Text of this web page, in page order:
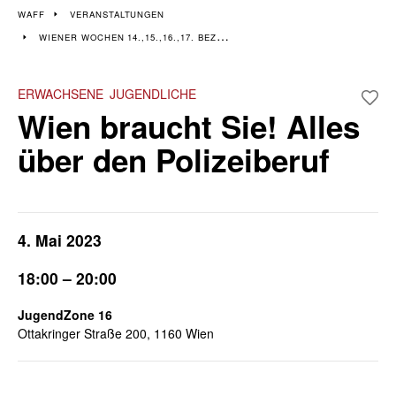
Veranstaltungen im 14.,
Wiener Wochen für Beruf und Weiterbildung I 8. April - 19. April
WAFF
VERANSTALTUNGEN
WIENER WOCHEN 14.,15.,16.,17. BEZIRK
ERWACHSENE JUGENDLICHE
Wien braucht Sie! Alles
über den Polizeiberuf
4. Mai 2023
18:00 – 20:00
JugendZone 16
Ottakringer Straße 200, 1160 Wien